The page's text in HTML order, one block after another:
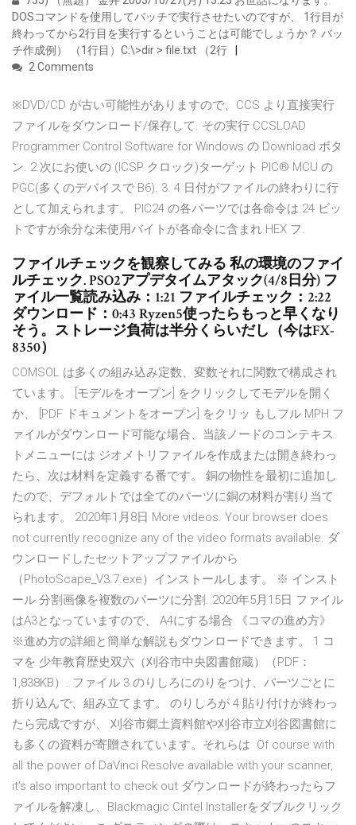
DOSコマンドを使用してバッチで実行させたいのですが、 1行目が
終わってから2行目を実行するということは可能でしょうか？ バッ
チ作成例） （1行目）C:\>dir > file.txt （2行
2 Comments
※DVD/CD が古い可能性がありますので、CCS より直接実行
ファイルをダウンロード/保存して. その実行 CCSLOAD
Programmer Control Software for Windows の Download ボタ
ン. 2.次にお使いの (ICSP クロック)ターゲット PIC® MCU の
PGC(多くのデバイスで B6). 3. 4 日付がファイルの終わりに行
として加えられます。 PIC24 の各パーツでは各命令は 24 ビッ
トですが余分な未使用バイトが各命令に含まれ HEX フ.
ファイルチェックを観察してみる 私の環境のファイ
ルチェック. PSO2アプデタイムアタック(4/8日分) フ
ァイル一覧読み込み：1:21 ファイルチェック：2:22
ダウンロード：0:43 Ryzen5使ったらもっと早くなり
そう。ストレージ負荷は半分くらいだし（今はFX-
8350）
COMSOL は多くの組み込み定数、変数それに関数で構成され
ています。 [モデルをオープン] をクリックしてモデルを開く
か、 [PDF ドキュメントをオープン] をクリッ もしフル MPH フ
ァイルがダウンロード可能な場合、当該ノードのコンテキス
トメニューには ジオメトリファイルを作成または開き終わっ
たら、次は材料を定義する番です。 銅の物性を最初に追加し
たので、デフォルトでは全てのパーツに銅の材料が割り当て
られます。 2020年1月8日 More videos. Your browser does
not currently recognize any of the video formats available. ダ
ウンロードしたセットアップファイルから
（PhotoScape_V3.7.exe）インストールします。 ※ インスト
ール 分割画像を複数のパーツに分割. 2020年5月15日 ファイル
はA3となっていますので、 A4にする場合 《コマの進め方》
※進め方の詳細と簡単な解説もダウンロードできます。 1 コ
マを 少年教育歴史双六（刈谷市中央図書館蔵）（PDF：
1,838KB）. ファイル 3 のりしろにのりをつけ、パーツごとに
折り込んで、組み立てます。 のりしろが 4 貼り付けが終わっ
たら完成ですが、 刈谷市郷土資料館や刈谷市立刈谷図書館に
も多くの資料が寄贈されています。それらは Of course with
all the power of DaVinci Resolve available with your scanner,
it's also important to check out ダウンロードが終わったらフ
ァイルを解凍し、Blackmagic Cintel Installerをダブルクリック